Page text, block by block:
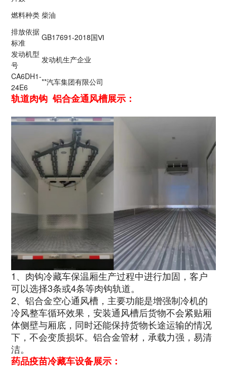
燃料种类 柴油
排放依据
标准
GB17691-2018国Ⅵ
发动机型
号
发动机生产企业
CA6DH1-
24E6
**汽车集团有限公司
轨道肉钩 铝合金通风槽展示：
1、肉钩冷藏车保温厢生产过程中进行加固，客户
可以选择3条或4条等肉钩轨道。
2、铝合金空心通风槽，主要功能是增强制冷机的
冷风整车循环效果，安装通风槽后货物不会紧贴厢
体侧壁与厢底，同时还能保持货物长途运输的情况
下，不会变质损坏。铝合金管材，承载力强，易清
洁。
药品疫苗冷藏车设备展示：